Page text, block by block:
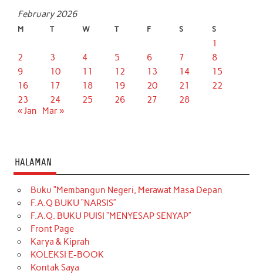
February 2026
M T W T F S S
1
2
3 4 5 6 7
8
9
10 11 12 13 14
15
16
17 18 19 20 21
22
23
24 25 26 27
28
« Jan
Mar »
HALAMAN
Buku “Membangun Negeri, Merawat Masa Depan
F.A.Q BUKU “NARSIS”
F.A.Q. BUKU PUISI “MENYESAP SENYAP”
Front Page
Karya & Kiprah
KOLEKSI E-BOOK
Kontak Saya